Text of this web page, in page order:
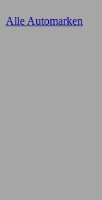
Alle Automarken